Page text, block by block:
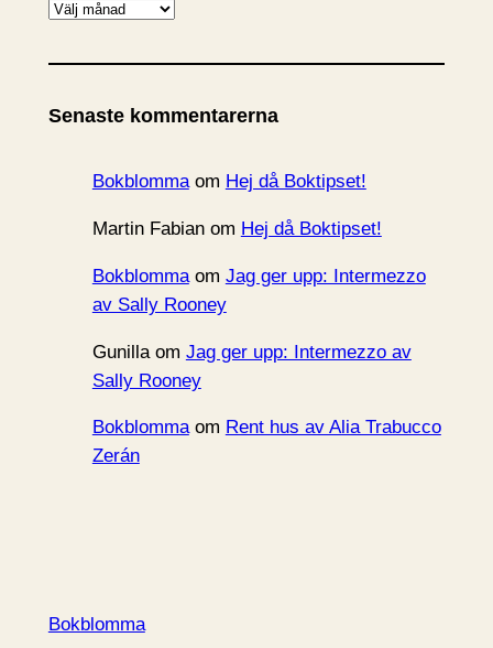
A
k
v
Senaste kommentarerna
Bokblommaom Hej då Boktipset!
Martin Fabianom Hej då Boktipset!
Bokblommaom Jag ger upp: Intermezzo
av Sally Rooney
Gunillaom Jag ger upp: Intermezzo av
Sally Rooney
Bokblommaom Rent hus av Alia Trabucco
Zerán
Bokblomma